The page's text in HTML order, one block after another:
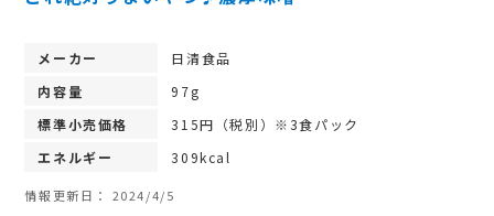
メーカー
日清食品
内容量
97g
標準小売価格
315円（税別）※3食パック
エネルギー
309kcal
情報更新日： 2024/4/5